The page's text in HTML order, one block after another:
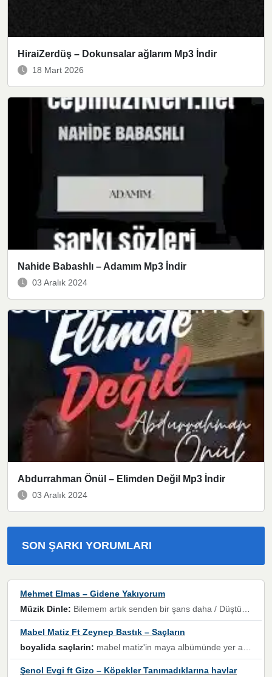
HiraiZerdüş – Dokunsalar ağlarım Mp3 İndir
18 Mart 2026
Nahide Babashlı – Adamım Mp3 İndir
03 Aralık 2024
Abdurrahman Önül – Elimden Değil Mp3 İndir
03 Aralık 2024
SON ŞARKI YORUMLARI
Mehmet Elmas – Gidene Yakıyorum
Müzik Dinle: Bilemem artık senden bir şans daha / Düştüğün zaman ben olmayacağım yanında” dizeleri, artık geçmişin tekrarına izin verilmeyeceğini, kişisel sınırların çizildiğini gösteriyor.
Mabel Matiz Ft Zeynep Bastık – Saçların
boyalida saçlarin: mabel matiz'in maya albümünde yer alan güzellerden. parça da şarkı hani! müzikal altyapısına vurulduğum, sözlerinde kaybolduğum bir parça olmuş.
Şenol Evgi ft Gizo – Köpekler Tanımadıklarına havlar